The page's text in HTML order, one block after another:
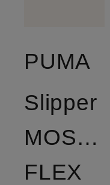
PUMA
Slipper
FLEX